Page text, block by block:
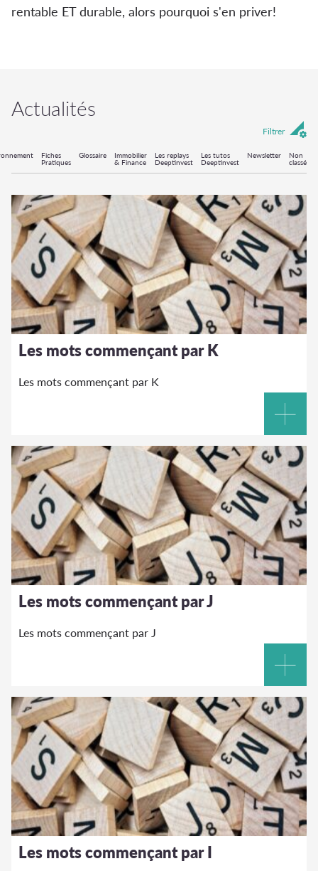
rentable ET durable, alors pourquoi s'en priver!
Actualités
Filtrer
Fiches
Pratiques
Glossaire
Immobilier
& Finance
Les replays
Deeptinvest
Les tutos
Deeptinvest
Newsletter
Non
classé
Les mots commençant par K
Les mots commençant par K
Les mots commençant par J
Les mots commençant par J
Les mots commençant par I